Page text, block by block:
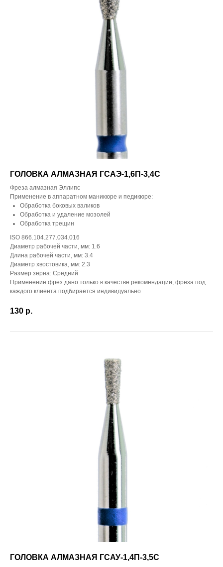
ГОЛОВКА АЛМАЗНАЯ ГСАЭ-1,6П-3,4С
Фреза алмазная Эллипс
Применение в аппаратном маникюре и педикюре:
Обработка боковых валиков
Обработка и удаление мозолей
Обработка трещин
ISO 866.104.277.034.016
Диаметр рабочей части, мм: 1.6
Длина рабочей части, мм: 3.4
Диаметр хвостовика, мм: 2.3
Размер зерна: Средний
Применение фрез дано только в качестве рекомендации, фреза под
каждого клиента подбирается индивидуально
130 р.
ГОЛОВКА АЛМАЗНАЯ ГСАУ-1,4П-3,5С